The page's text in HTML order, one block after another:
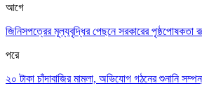
আগে
জিনিসপত্রের মূল্যবৃদ্ধির পেছনে সরকারের পৃষ্ঠপোষকতা
পরে
২০ টাকা চাঁদাবাজির মামলা, অভিযোগ গঠনের শুনানি